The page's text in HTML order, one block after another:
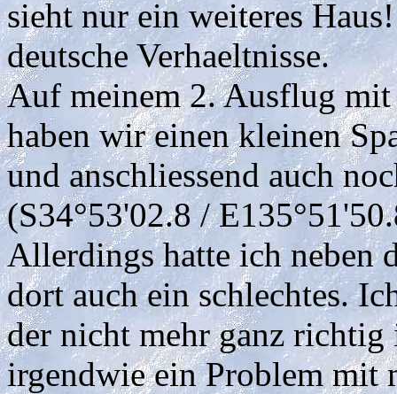
sieht nur ein weiteres
deutsche Verhaeltnisse.
Auf meinem 2. Ausflug
haben wir einen kleinen
und anschliessend auch
(S34°53'02.8 /
Allerdings hatte ich neben
dort auch ein schlechtes.
der nicht mehr ganz
irgendwie ein Problem